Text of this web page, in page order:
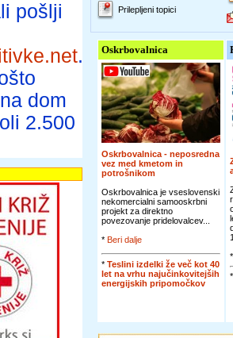
pošlji
.
dom
2.500
Prilepljeni topici
Oskrbovalnica
Oskrbovalnica - neposredna
vez med kmetom in
potrošnikom
Oskrbovalnica je vseslovenski
nekomercialni samooskrbni
projekt za direktno
povezovanje pridelovalcev...
* Beri dalje
* Teslini izdelki že več kot 40
let na vrhu najučinkovitejših
energijskih pripomočkov